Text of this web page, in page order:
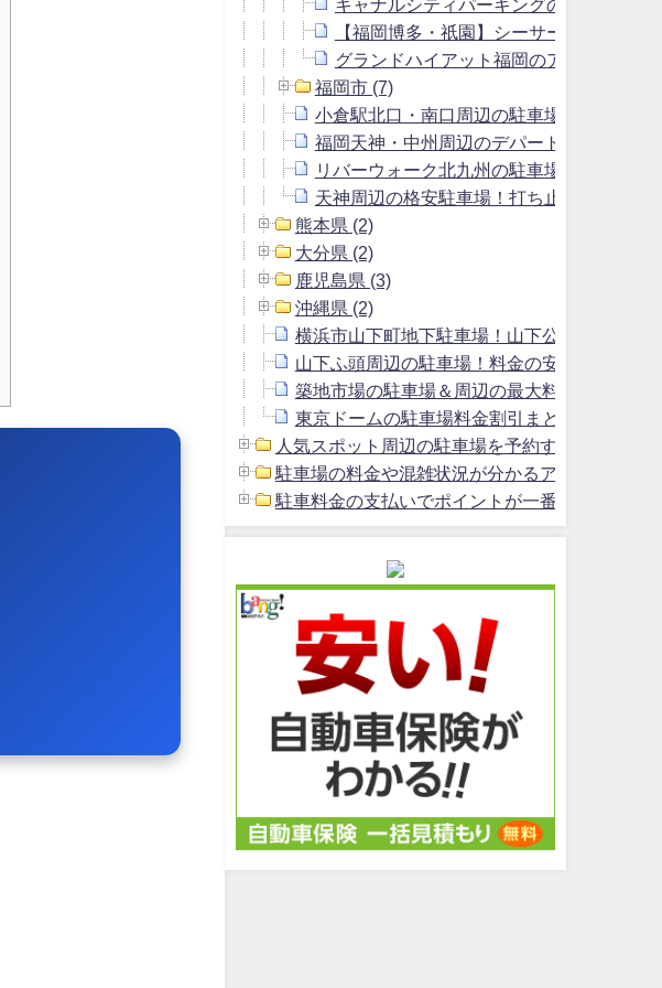
キャナルシティパーキングの駐車場料金
【福岡博多・祇園】シーサーパーキン
グランドハイアット福岡のアクセス＆駐
福岡市 (7)
小倉駅北口・南口周辺の駐車場！一泊料金
福岡天神・中州周辺のデパート・百貨店の
リバーウォーク北九州の駐車場＆周辺の料
天神周辺の格安駐車場！打ち止め料金900
熊本県 (2)
大分県 (2)
鹿児島県 (3)
沖縄県 (2)
横浜市山下町地下駐車場！山下公園駐車場よ
山下ふ頭周辺の駐車場！料金の安いおすすめ
築地市場の駐車場＆周辺の最大料金1800円以
東京ドームの駐車場料金割引まとめ＆周辺の
人気スポット周辺の駐車場を予約する方法 (2)
駐車場の料金や混雑状況が分かるアプリ (1)
駐車料金の支払いでポイントが一番貯まるクレ